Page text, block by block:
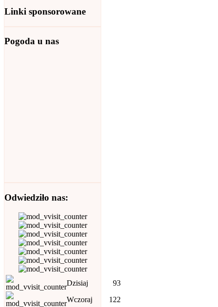
Linki sponsorowane
Pogoda u nas
Odwiedziło nas:
Dzisiaj
93
Wczoraj
122